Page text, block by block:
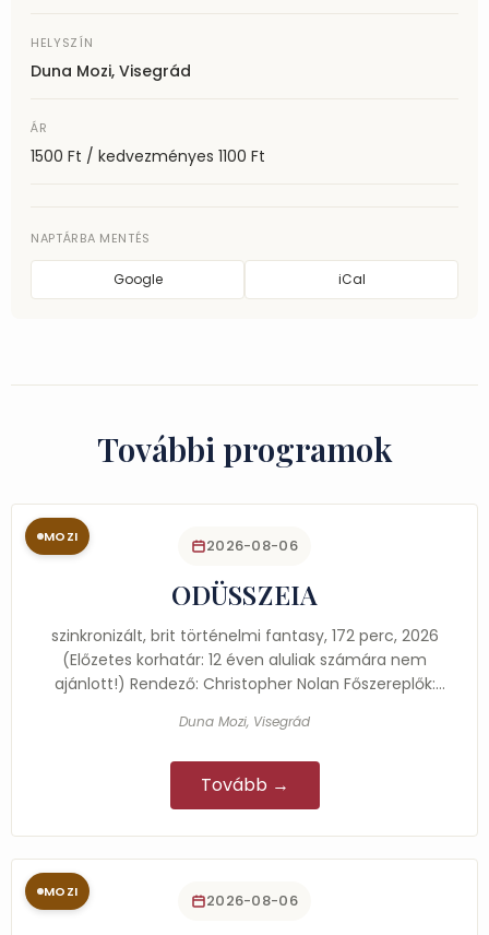
HELYSZÍN
Duna Mozi, Visegrád
ÁR
1500 Ft / kedvezményes 1100 Ft
NAPTÁRBA MENTÉS
Google iCal
További programok
MOZI 2026-08-06
ODÜSSZEIA
szinkronizált, brit történelmi fantasy, 172 perc, 2026
(Előzetes korhatár: 12 éven aluliak számára nem
ajánlott!) Rendező: Christopher Nolan Főszereplők:
Duna Mozi, Visegrád
Tovább →
MOZI 2026-08-06